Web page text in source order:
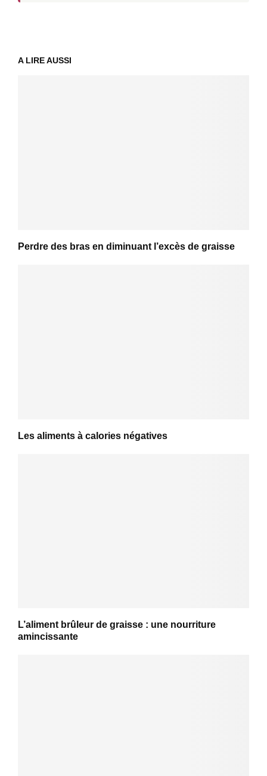
A LIRE AUSSI
Perdre des bras en diminuant l’excès de graisse
Les aliments à calories négatives
L’aliment brûleur de graisse : une nourriture
amincissante